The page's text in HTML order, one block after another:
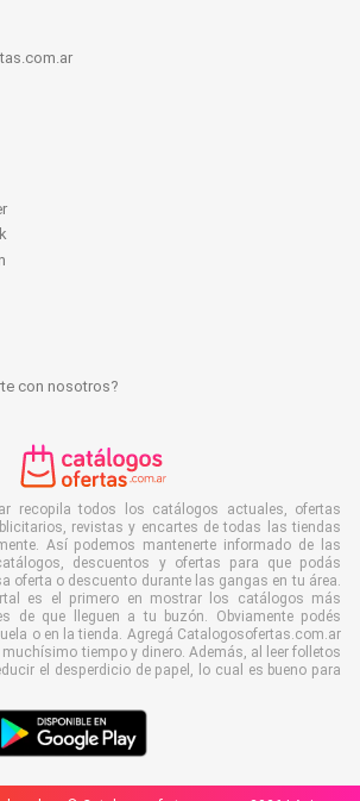
con nosotros?
recopila todos los catálogos actuales, ofertas
revistas y encartes de todas las tiendas
Así podemos mantenerte informado de las
descuentos y ofertas para que podás
oferta o descuento durante las gangas en tu área.
es el primero en mostrar los catálogos más
de que lleguen a tu buzón. Obviamente podés
o en la tienda. Agregá Catalogosofertas.com.ar
tiempo y dinero. Además, al leer folletos
el desperdicio de papel, lo cual es bueno para